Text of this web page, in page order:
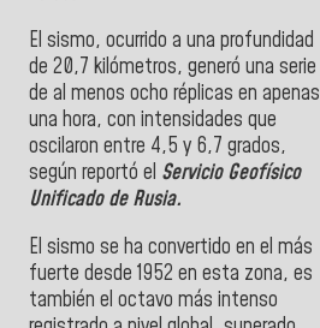
El sismo, ocurrido a una profundidad
de 20,7 kilómetros, generó una serie
de al menos ocho réplicas en apenas
una hora, con intensidades que
oscilaron entre 4,5 y 6,7 grados,
según reportó el Servicio Geofísico
Unificado de Rusia.
El sismo se ha convertido en el más
fuerte desde 1952 en esta zona, es
también el octavo más intenso